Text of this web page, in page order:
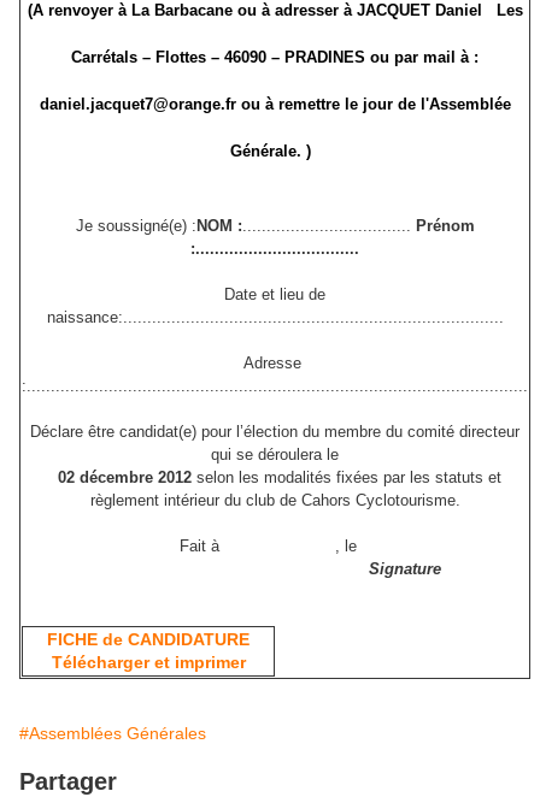
(A renvoyer à La Barbacane ou à adresser à JACQUET Daniel Les
Carrétals – Flottes – 46090 – PRADINES ou par mail à :
daniel.jacquet7@orange.fr ou à remettre le jour de l'Assemblée
Générale. )
Je soussigné(e) : NOM :................................... Prénom
:..................................
Date et lieu de
naissance:...............................................................................
Adresse
:........................................................................................................
Déclare être candidat(e) pour l’élection du membre du comité directeur
qui se déroulera le
02 décembre 2012 selon les modalités fixées par les statuts et
règlement intérieur du club de Cahors Cyclotourisme.
Fait à , le
Signature
FICHE de CANDIDATURE
Télécharger et imprimer
#Assemblées Générales
Partager